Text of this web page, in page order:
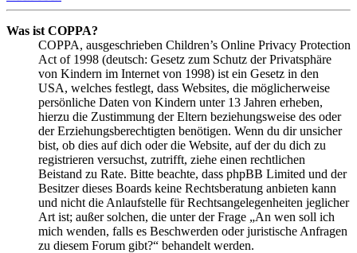
Was ist COPPA?
COPPA, ausgeschrieben Children’s Online Privacy Protection
Act of 1998 (deutsch: Gesetz zum Schutz der Privatsphäre
von Kindern im Internet von 1998) ist ein Gesetz in den
USA, welches festlegt, dass Websites, die möglicherweise
persönliche Daten von Kindern unter 13 Jahren erheben,
hierzu die Zustimmung der Eltern beziehungsweise des oder
der Erziehungsberechtigten benötigen. Wenn du dir unsicher
bist, ob dies auf dich oder die Website, auf der du dich zu
registrieren versuchst, zutrifft, ziehe einen rechtlichen
Beistand zu Rate. Bitte beachte, dass phpBB Limited und der
Besitzer dieses Boards keine Rechtsberatung anbieten kann
und nicht die Anlaufstelle für Rechtsangelegenheiten jeglicher
Art ist; außer solchen, die unter der Frage „An wen soll ich
mich wenden, falls es Beschwerden oder juristische Anfragen
zu diesem Forum gibt?“ behandelt werden.